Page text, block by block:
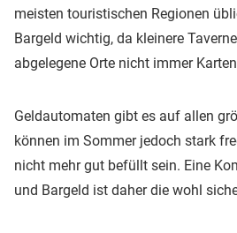
meisten touristischen Regionen
Bargeld wichtig, da kleinere
abgelegene Orte nicht immer
Geldautomaten gibt es auf allen
können im Sommer jedoch stark
nicht mehr gut befüllt sein. Eine
und Bargeld ist daher die wohl